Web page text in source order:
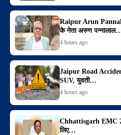
Raipur Arun
के नेता अरुण
4 hours ago
Jaipur Road
SUV, युवती…
4 hours ago
Chhattisgarh EMC
लिए…